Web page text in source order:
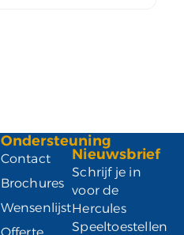
Ondersteuning
Contact
Brochures
Wensenlijst
Nieuwsbrief
Schrijf je in
voor de
Hercules
Speeltoestellen